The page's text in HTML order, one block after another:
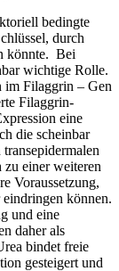
bedingte
durch
könnte. Bei
wichtige Rolle.
im Filaggrin – Gen
Filaggrin-
eine
die scheinbar
einer weiteren
Voraussetzung,
können.
und eine
daher als
bindet freie
gesteigert und